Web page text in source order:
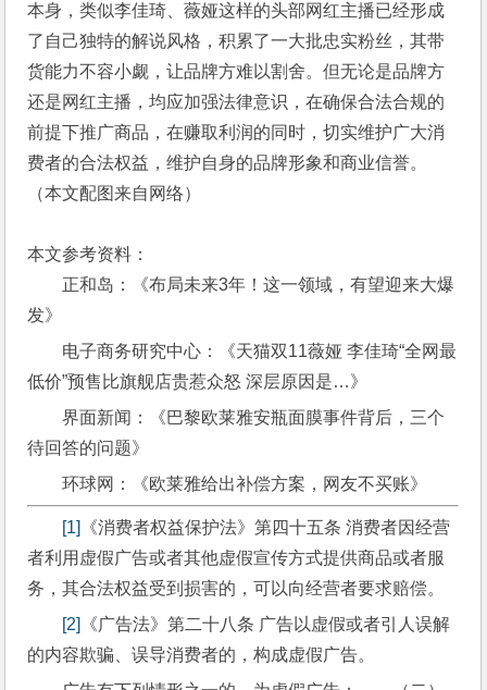
本身，类似李佳琦、薇娅这样的头部网红主播已经形成
了自己独特的解说风格，积累了一大批忠实粉丝，其带
货能力不容小觑，让品牌方难以割舍。但无论是品牌方
还是网红主播，均应加强法律意识，在确保合法合规的
前提下推广商品，在赚取利润的同时，切实维护广大消
费者的合法权益，维护自身的品牌形象和商业信誉。
（本文配图来自网络）
本文参考资料：
正和岛：《布局未来3年！这一领域，有望迎来大爆
发》
电子商务研究中心：《天猫双11薇娅 李佳琦“全网最
低价”预售比旗舰店贵惹众怒 深层原因是…》
界面新闻：《巴黎欧莱雅安瓶面膜事件背后，三个
待回答的问题》
环球网：《欧莱雅给出补偿方案，网友不买账》
[1]
《消费者权益保护法》第四十五条 消费者因经营
者利用虚假广告或者其他虚假宣传方式提供商品或者服
务，其合法权益受到损害的，可以向经营者要求赔偿。
[2]
《广告法》第二十八条 广告以虚假或者引人误解
的内容欺骗、误导消费者的，构成虚假广告。